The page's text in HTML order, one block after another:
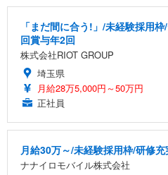
「まだ間に合う!」/未経験採用
回賞与年2回
株式会社RIOT GROUP
埼玉県
月給28万5,000円～50万円
正社員
月給30万～/未経験採用枠/研修
ナナイロモバイル株式会社